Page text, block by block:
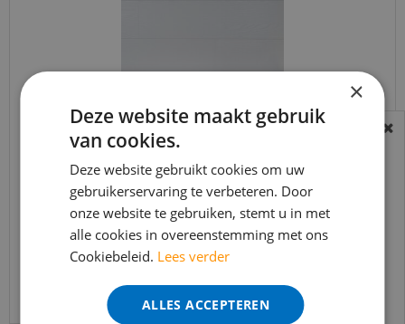
Douwes Dekker - Sympathiek - Brede plank
,95
BEREIKBAARHEID
In verband met de vakantie periode zijn wij
t/m 14 augustus telefonisch helaas niet
bereikbaar.
Bestelling worden uiteraard verwerkt
echter iets minder snel dan wat je van ons
gewend bent.
Voor vragen kan je ons bereiken via
×
Deze website maakt gebruik
van cookies.
Deze website gebruikt cookies om uw
gebruikerservaring te verbeteren. Door
onze website te gebruiken, stemt u in met
alle cookies in overeenstemming met ons
Cookiebeleid. Lees verder
ALLES ACCEPTEREN